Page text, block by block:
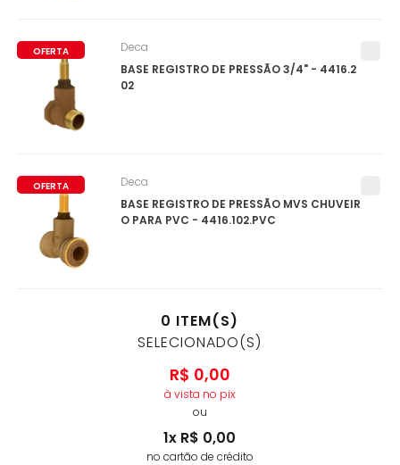
OFERTA
BASE REGISTRO DE PRESSÃO 3/4" - 4416.2
02
Deca
OFERTA
BASE REGISTRO DE PRESSÃO MVS CHUVEIR
O PARA PVC - 4416.102.PVC
Deca
0 ITEM(S)
SELECIONADO(S)
R$ 0,00
à vista no pix
ou
1x R$ 0,00
no cartão de crédito